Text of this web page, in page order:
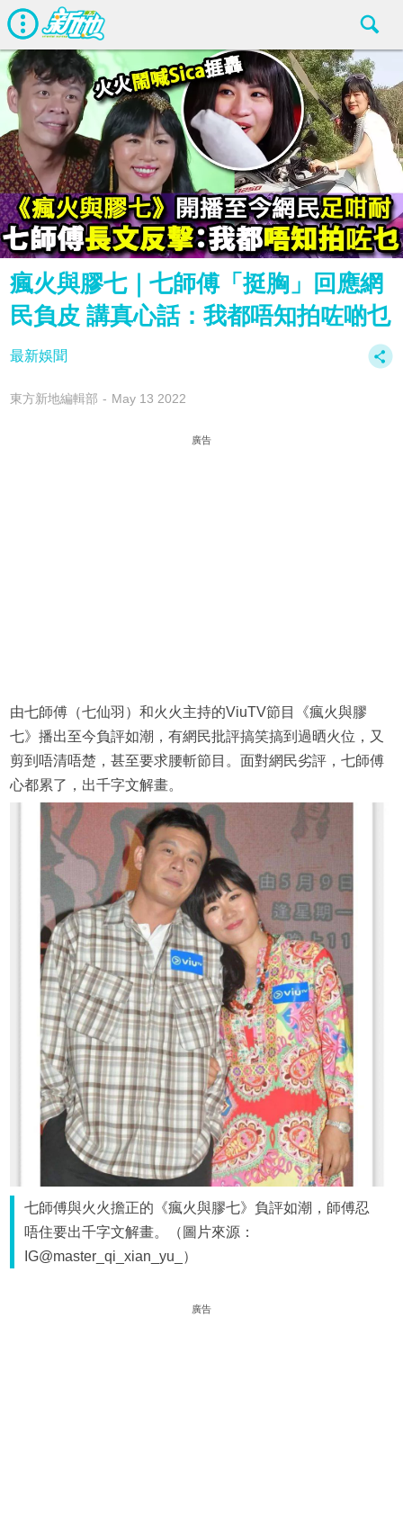
瘋火與膠七｜七師傅「挺胸」回應網
民負皮 講真心話：我都唔知拍咗啲乜
最新娛聞
東方新地編輯部 May 13 2022
廣告
由七師傅（七仙羽）和火火主持的ViuTV節目《瘋火與膠
七》播出至今負評如潮，有網民批評搞笑搞到過晒火位，又
剪到唔清唔楚，甚至要求腰斬節目。面對網民劣評，七師傅
心都累了，出千字文解畫。
七師傅與火火擔正的《瘋火與膠七》負評如潮，師傅忍
唔住要出千字文解畫。（圖片來源：
IG@master_qi_xian_yu_）
廣告